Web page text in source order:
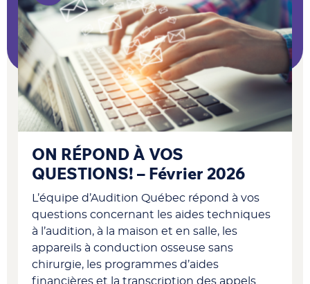
ON RÉPOND À VOS
QUESTIONS! – Février 2026
L’équipe d’Audition Québec répond à vos
questions concernant les aides techniques
à l’audition, à la maison et en salle, les
appareils à conduction osseuse sans
chirurgie, les programmes d’aides
financières et la transcription des appels